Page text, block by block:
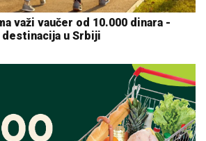
važi vaučer od 10.000 dinara -
u Srbiji